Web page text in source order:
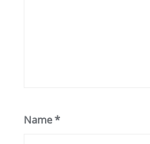
Name*